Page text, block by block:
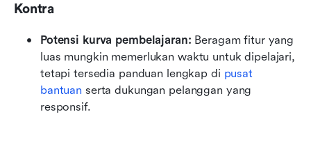
Kontra
Potensi kurva pembelajaran: Beragam fitur yang
luas mungkin memerlukan waktu untuk dipelajari,
tetapi tersedia panduan lengkap di pusat
bantuan serta dukungan pelanggan yang
responsif.